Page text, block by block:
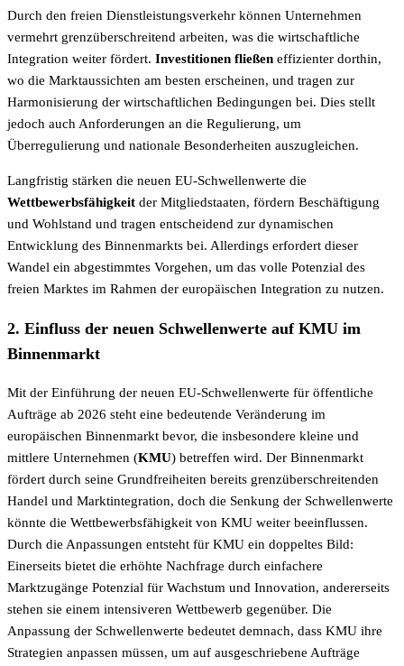
Durch den freien Dienstleistungsverkehr können Unternehmen
vermehrt grenzüberschreitend arbeiten, was die wirtschaftliche
Integration weiter fördert. Investitionen fließen effizienter dorthin,
wo die Marktaussichten am besten erscheinen, und tragen zur
Harmonisierung der wirtschaftlichen Bedingungen bei. Dies stellt
jedoch auch Anforderungen an die Regulierung, um
Überregulierung und nationale Besonderheiten auszugleichen.
Langfristig stärken die neuen EU-Schwellenwerte die
Wettbewerbsfähigkeit der Mitgliedstaaten, fördern Beschäftigung
und Wohlstand und tragen entscheidend zur dynamischen
Entwicklung des Binnenmarkts bei. Allerdings erfordert dieser
Wandel ein abgestimmtes Vorgehen, um das volle Potenzial des
freien Marktes im Rahmen der europäischen Integration zu nutzen.
2. Einfluss der neuen Schwellenwerte auf KMU im
Binnenmarkt
Mit der Einführung der neuen EU-Schwellenwerte für öffentliche
Aufträge ab 2026 steht eine bedeutende Veränderung im
europäischen Binnenmarkt bevor, die insbesondere kleine und
mittlere Unternehmen (KMU) betreffen wird. Der Binnenmarkt
fördert durch seine Grundfreiheiten bereits grenzüberschreitenden
Handel und Marktintegration, doch die Senkung der Schwellenwerte
könnte die Wettbewerbsfähigkeit von KMU weiter beeinflussen.
Durch die Anpassungen entsteht für KMU ein doppeltes Bild:
Einerseits bietet die erhöhte Nachfrage durch einfachere
Marktzugänge Potenzial für Wachstum und Innovation, andererseits
stehen sie einem intensiveren Wettbewerb gegenüber. Die
Anpassung der Schwellenwerte bedeutet demnach, dass KMU ihre
Strategien anpassen müssen, um auf ausgeschriebene Aufträge